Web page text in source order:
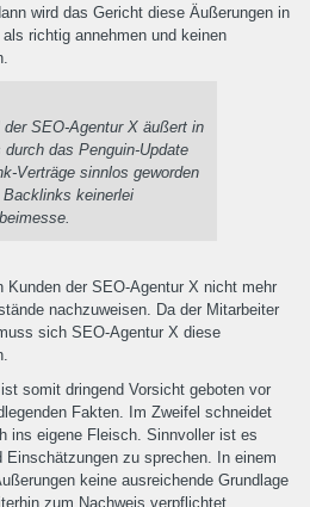
wird das Gericht diese Äußerungen in
richtig annehmen und keinen
SEO-Agentur X äußert in
das Penguin-Update
Verträge sinnlos geworden
keinerlei
Kunden der SEO-Agentur X nicht mehr
nachzuweisen. Da der Mitarbeiter
sich SEO-Agentur X diese
somit dringend Vorsicht geboten vor
Fakten. Im Zweifel schneidet
ins eigene Fleisch. Sinnvoller ist es
Einschätzungen zu sprechen. In einem
keine ausreichende Grundlage
zum Nachweis verpflichtet.